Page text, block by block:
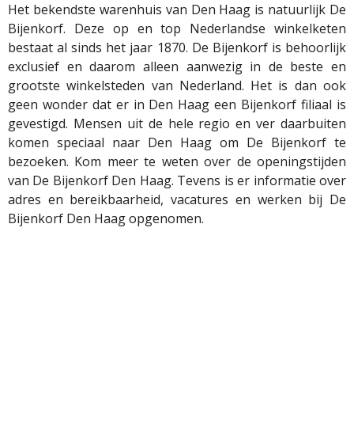
Het bekendste warenhuis van Den Haag is natuurlijk De
Bijenkorf. Deze op en top Nederlandse winkelketen
bestaat al sinds het jaar 1870. De Bijenkorf is behoorlijk
exclusief en daarom alleen aanwezig in de beste en
grootste winkelsteden van Nederland. Het is dan ook
geen wonder dat er in Den Haag een Bijenkorf filiaal is
gevestigd. Mensen uit de hele regio en ver daarbuiten
komen speciaal naar Den Haag om De Bijenkorf te
bezoeken. Kom meer te weten over de openingstijden
van De Bijenkorf Den Haag. Tevens is er informatie over
adres en bereikbaarheid, vacatures en werken bij De
Bijenkorf Den Haag opgenomen.